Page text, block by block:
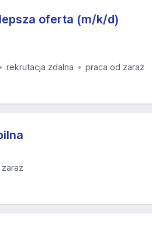
oferta (m/k/d)
rekrutacja zdalna
praca od zaraz